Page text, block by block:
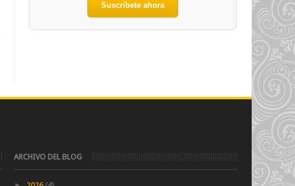
Suscríbete ahora
ARCHIVO DEL BLOG